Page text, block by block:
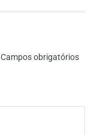
Campos obrigatórios